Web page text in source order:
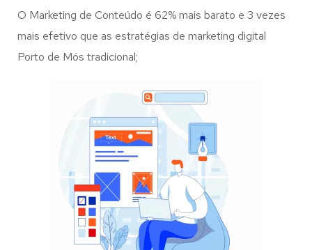
O Marketing de Conteúdo é 62% mais barato e 3 vezes
mais efetivo que as estratégias de marketing digital
Porto de Mós tradicional;